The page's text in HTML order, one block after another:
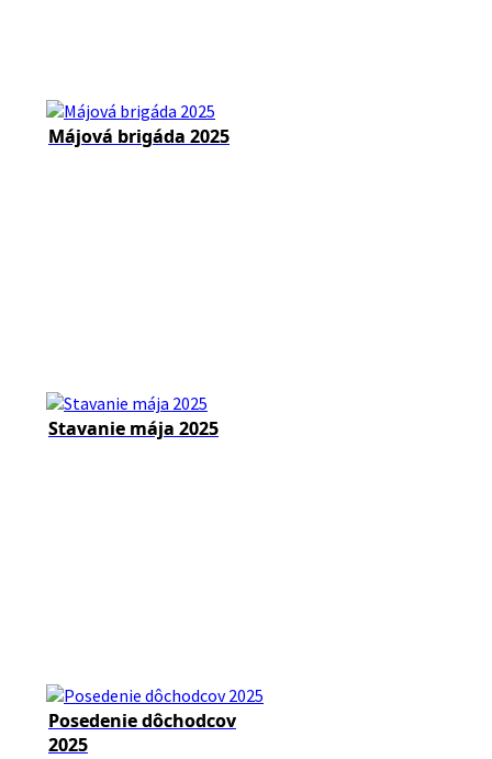
Májová brigáda 2025
Stavanie mája 2025
Posedenie dôchodcov
2025